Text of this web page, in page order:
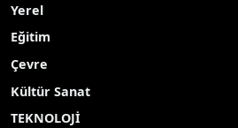
Yerel
Eğitim
Çevre
Kültür Sanat
TEKNOLOJİ